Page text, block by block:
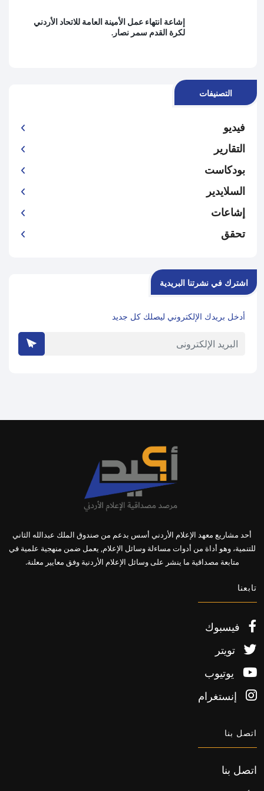
إشاعة انتهاء عمل الأمينة العامة للاتحاد الأردني
لكرة القدم سمر نصار.
التصنيفات
فيديو
التقارير
بودكاست
السلايدير
إشاعات
تحقق
اشترك في نشرتنا البريدية
أدخل بريدك الإلكتروني ليصلك كل جديد
أحد مشاريع معهد الإعلام الأردني أسس بدعم من صندوق الملك عبدالله الثاني
للتنمية، وهو أداة من أدوات مساءلة وسائل الإعلام, يعمل ضمن منهجية علمية في
متابعة مصداقية ما ينشر على وسائل الإعلام الأردنية وفق معايير معلنة.
تابعنا
فيسبوك
تويتر
يوتيوب
إنستغرام
اتصل بنا
اتصل بنا